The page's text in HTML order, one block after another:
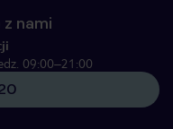
nami
09:00–21:00